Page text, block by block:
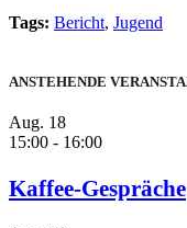
Tags: Bericht, Jugend
ANSTEHENDE
Aug. 18
15:00 - 16:00
Kaffee-Gespräche